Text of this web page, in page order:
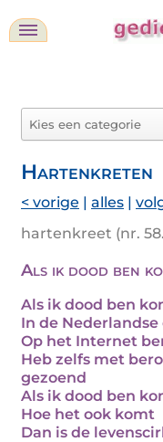
Hartenkreten
< vorige | alles |
hartenkreet (nr.
Als ik dood ben
Als ik dood ben
In de
Op het Internet
Heb zelfs met
gezoend
Als ik dood ben
Hoe het ook komt
Dan is de